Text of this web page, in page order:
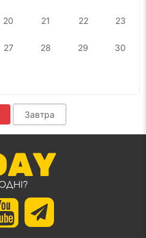
20 21 22 23
27 28 29 30
Завтра